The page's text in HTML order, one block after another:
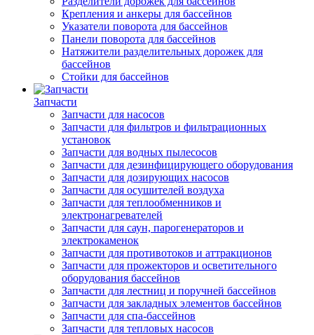
Крепления и анкеры для бассейнов
Указатели поворота для бассейнов
Панели поворота для бассейнов
Натяжители разделительных дорожек для
бассейнов
Стойки для бассейнов
Запчасти
Запчасти для насосов
Запчасти для фильтров и фильтрационных
установок
Запчасти для водных пылесосов
Запчасти для дезинфицирующего оборудования
Запчасти для дозирующих насосов
Запчасти для осушителей воздуха
Запчасти для теплообменников и
электронагревателей
Запчасти для саун, парогенераторов и
электрокаменок
Запчасти для противотоков и аттракционов
Запчасти для прожекторов и осветительного
оборудования бассейнов
Запчасти для лестниц и поручней бассейнов
Запчасти для закладных элементов бассейнов
Запчасти для спа-бассейнов
Запчасти для тепловых насосов